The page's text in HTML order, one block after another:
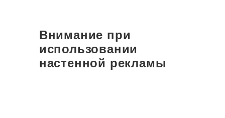
Внимание при
использовании
настенной рекламы